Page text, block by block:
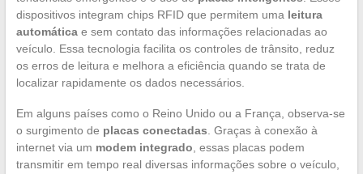
dispositivos integram chips RFID que permitem uma leitura
automáticae sem contato das informações relacionadas ao
veículo. Essa tecnologia facilita os controles de trânsito, reduz
os erros de leitura e melhora a eficiência quando se trata de
localizar rapidamente os dados necessários.
Em alguns países como o Reino Unido ou a França, observa-se
o surgimento de placas conectadas. Graças à conexão à
internet via um modem integrado, essas placas podem
transmitir em tempo real diversas informações sobre o veículo,